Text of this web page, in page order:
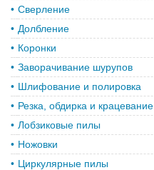
• Сверление
• Долбление
• Коронки
• Заворачивание шурупов
• Шлифование и полировка
• Резка, обдирка и крацевание
• Лобзиковые пилы
• Ножовки
• Циркулярные пилы